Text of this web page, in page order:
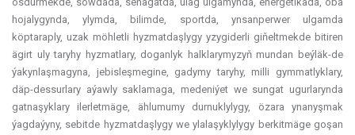
hojalygynda, ylymda, bilimde, sportda, ynsanperwer ulgamda
köptaraply, uzak möhletli hyzmatdaşlygy yzygiderli giňeltmekde bitiren
ägirt uly taryhy hyzmatlary, doganlyk halklarymyzyň mundan beýläk-de
ýakynlaşmagyna, jebisleşmegine, gadymy taryhy, milli gymmatlyklary,
däp-dessurlary aýawly saklamaga, medeniýet we sungat ugurlarynda
gatnaşyklary ilerletmäge, ählumumy durnuklylygy, özara ynanyşmak
ýagdaýyny, sebitde hyzmatdaşlygy we ylalaşyklylygy berkitmäge goşan